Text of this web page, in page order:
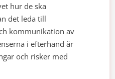
hur de ska
det leda till
kommunikation av
i efterhand är
och risker med